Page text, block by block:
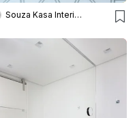
Souza Kasa Interiores